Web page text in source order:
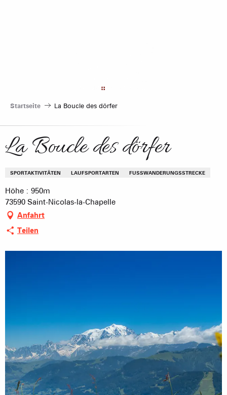
Startseite La Boucle des dörfer
La Boucle des dörfer
SPORTAKTIVITÄTEN LAUFSPORTARTEN FUSSWANDERUNGSSTRECKE
Höhe : 950m
73590 Saint-Nicolas-la-Chapelle
Anfahrt
Teilen